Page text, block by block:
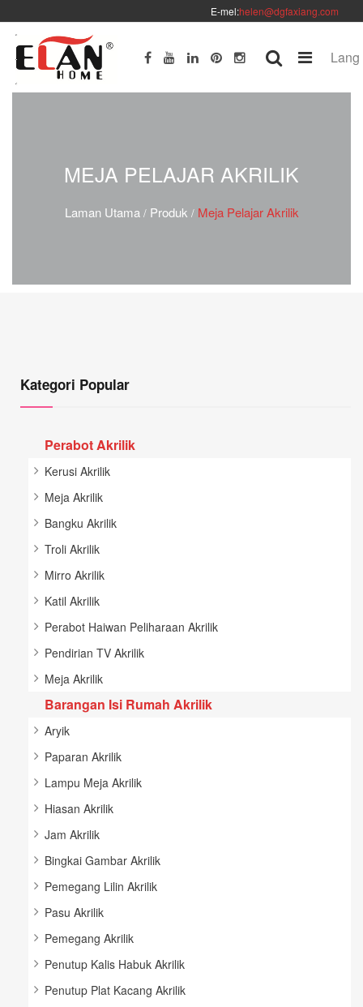
E-mel:helen@dgfaxiang.com
Lang
MEJA PELAJAR AKRILIK
Laman Utama/ Produk / Meja Pelajar Akrilik
Kategori Popular
Perabot Akrilik
Kerusi Akrilik
Meja Akrilik
Bangku Akrilik
Troli Akrilik
Mirro Akrilik
Katil Akrilik
Perabot Haiwan Peliharaan Akrilik
Pendirian TV Akrilik
Meja Akrilik
Barangan Isi Rumah Akrilik
Aryik
Paparan Akrilik
Lampu Meja Akrilik
Hiasan Akrilik
Jam Akrilik
Bingkai Gambar Akrilik
Pemegang Lilin Akrilik
Pasu Akrilik
Pemegang Akrilik
Penutup Kalis Habuk Akrilik
Penutup Plat Kacang Akrilik